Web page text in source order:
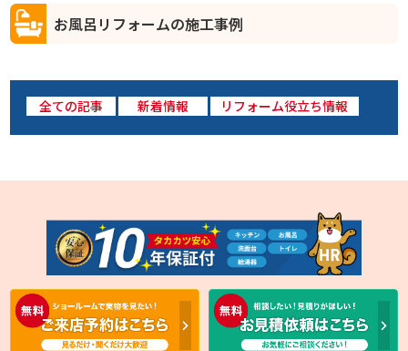
お風呂リフォームの施工事例
全ての記事 新着情報 リフォーム役立ち情報